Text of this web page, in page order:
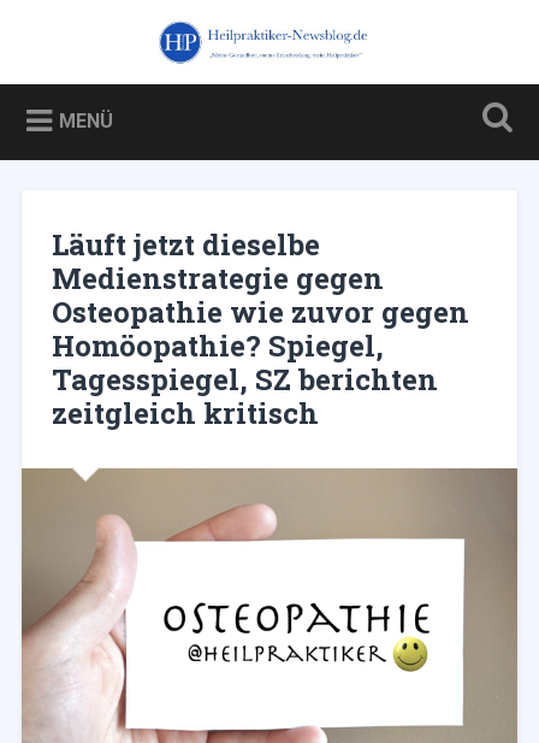
Heilpraktiker-Newsblog.de
Blog über und für Heilpraktiker – und über die Kampagne
gegen sie
MENÜ
Läuft jetzt dieselbe
Medienstrategie gegen
Osteopathie wie zuvor gegen
Homöopathie? Spiegel,
Tagesspiegel, SZ berichten
zeitgleich kritisch